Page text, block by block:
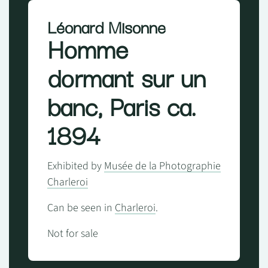
Léonard Misonne
Homme
dormant sur un
banc, Paris ca.
1894
Exhibited by Musée de la Photographie
Charleroi
Can be seen in Charleroi.
Not for sale